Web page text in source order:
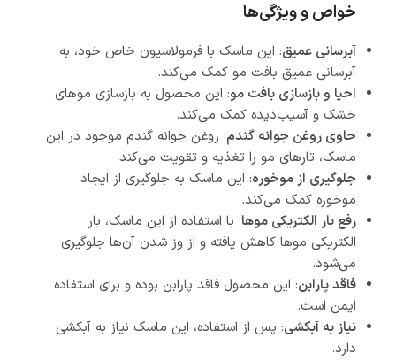
خواص و ویژگی‌ها
آبرسانی عمیق: این ماسک با فرمولاسیون خاص خود، به
آبرسانی عمیق بافت مو کمک می‌کند.
احیا و بازسازی بافت مو: این محصول به بازسازی موهای
خشک و آسیب‌دیده کمک می‌کند.
حاوی روغن جوانه گندم: روغن جوانه گندم موجود در این
ماسک، تارهای مو را تغذیه و تقویت می‌کند.
جلوگیری از موخوره: این ماسک به جلوگیری از ایجاد
موخوره کمک می‌کند.
رفع بار الکتریکی موها: با استفاده از این ماسک، بار
الکتریکی موها کاهش یافته و از وز شدن آن‌ها جلوگیری
می‌شود.
فاقد پارابن: این محصول فاقد پارابن بوده و برای استفاده
ایمن است.
نیاز به آبکشی: پس از استفاده، این ماسک نیاز به آبکشی
دارد.